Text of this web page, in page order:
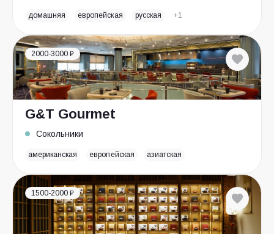
домашняя европейская русская +1
2000-3000 ₽
G&T Gourmet
Сокольники
американская европейская азиатская
1500-2000 ₽